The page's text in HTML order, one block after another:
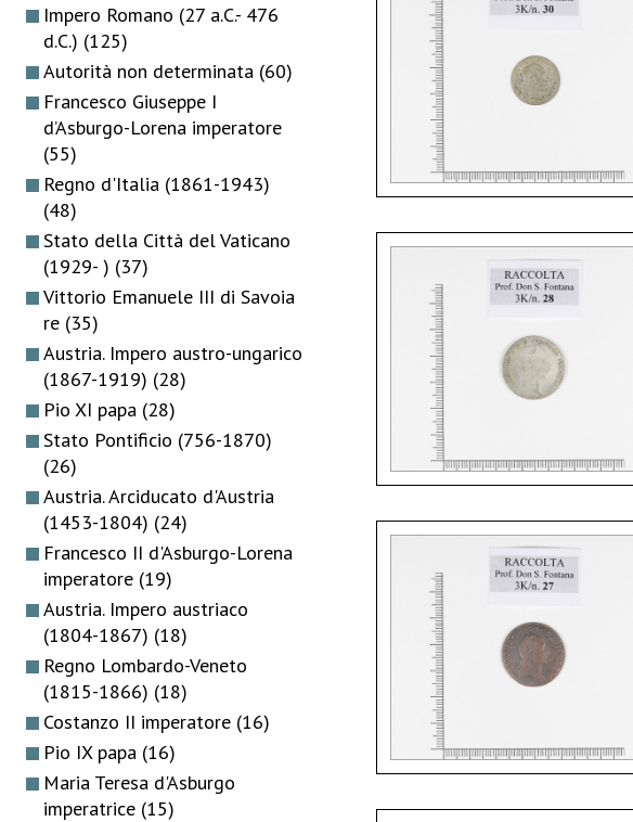
Impero Romano (27 a.C.- 476
d.C.) (125)
Autorità non determinata (60)
Francesco Giuseppe I
d’Asburgo-Lorena imperatore
(55)
Regno d'Italia (1861-1943)
(48)
Stato della Città del Vaticano
(1929- ) (37)
Vittorio Emanuele III di Savoia
re (35)
Austria. Impero austro-ungarico
(1867-1919) (28)
Pio XI papa (28)
Stato Pontificio (756-1870)
(26)
Austria. Arciducato d'Austria
(1453-1804) (24)
Francesco II d'Asburgo-Lorena
imperatore (19)
Austria. Impero austriaco
(1804-1867) (18)
Regno Lombardo-Veneto
(1815-1866) (18)
Costanzo II imperatore (16)
Pio IX papa (16)
Maria Teresa d'Asburgo
imperatrice (15)